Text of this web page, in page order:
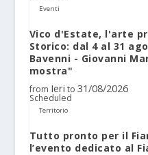
Eventi
Vico d'Estate, l'arte
Storico: dal 4 al 31
Bavenni - Giovanni
mostra"
from Ieri to 31/08/2026
Scheduled
Territorio
Tutto pronto per il
l’evento dedicato al